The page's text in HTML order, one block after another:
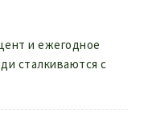
и ежегодное
сталкиваются с